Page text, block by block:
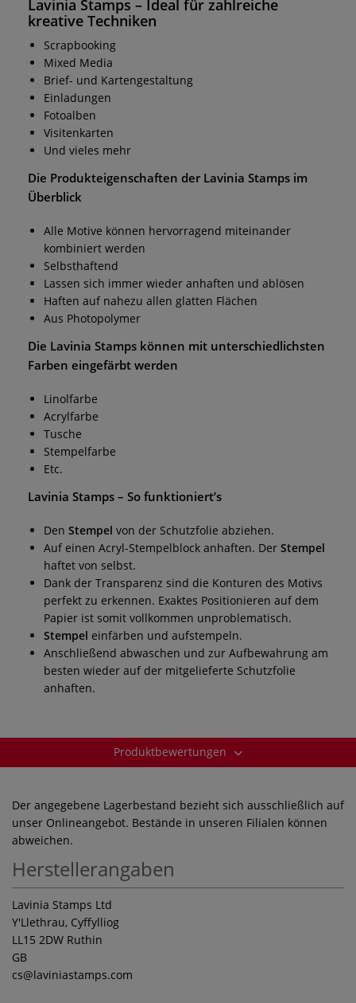
Lavinia Stamps – Ideal für zahlreiche
kreative Techniken
Scrapbooking
Mixed Media
Brief- und Kartengestaltung
Einladungen
Fotoalben
Visitenkarten
Und vieles mehr
Die Produkteigenschaften der Lavinia Stamps im
Überblick
Alle Motive können hervorragend miteinander
kombiniert werden
Selbsthaftend
Lassen sich immer wieder anhaften und ablösen
Haften auf nahezu allen glatten Flächen
Aus Photopolymer
Die Lavinia Stamps können mit unterschiedlichsten
Farben eingefärbt werden
Linolfarbe
Acrylfarbe
Tusche
Stempelfarbe
Etc.
Lavinia Stamps – So funktioniert’s
Den Stempel von der Schutzfolie abziehen.
Auf einen Acryl-Stempelblock anhaften. Der Stempel
haftet von selbst.
Dank der Transparenz sind die Konturen des Motivs
perfekt zu erkennen. Exaktes Positionieren auf dem
Papier ist somit vollkommen unproblematisch.
Stempel einfärben und aufstempeln.
Anschließend abwaschen und zur Aufbewahrung am
besten wieder auf der mitgelieferte Schutzfolie
anhaften.
Produktbewertungen
Der angegebene Lagerbestand bezieht sich ausschließlich auf
unser Onlineangebot. Bestände in unseren Filialen können
abweichen.
Herstellerangaben
Lavinia Stamps Ltd
Y'Llethrau, Cyffylliog
LL15 2DW Ruthin
GB
cs@laviniastamps.com